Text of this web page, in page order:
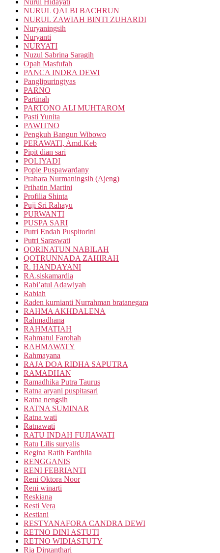
Nurul Hidayati
NURUL QALBI BACHRUN
NURUL ZAWIAH BINTI ZUHARDI
Nuryaningsih
Nuryanti
NURYATI
Nuzul Sabrina Saragih
Opah Masfufah
PANCA INDRA DEWI
Panglipuringtyas
PARNO
Partinah
PARTONO ALI MUHTAROM
Pasti Yunita
PAWITNO
Pengkuh Bangun Wibowo
PERAWATI, Amd.Keb
Pipit dian sari
POLIYADI
Popie Puspawardany
Prahara Nurmaningsih (Ajeng)
Prihatin Martini
Profilia Shinta
Puji Sri Rahayu
PURWANTI
PUSPA SARI
Putri Endah Puspitorini
Putri Saraswati
QORINATUN NABILAH
QOTRUNNADA ZAHIRAH
R. HANDAYANI
RA.siskamardia
Rabi’atul Adawiyah
Rabiah
Raden kurnianti Nurrahman bratanegara
RAHMA AKHDALENA
Rahmadhana
RAHMATIAH
Rahmatul Farohah
RAHMAWATY
Rahmayana
RAJA DOA RIDHA SAPUTRA
RAMADHAN
Ramadhika Putra Taurus
Ratna aryani puspitasari
Ratna nengsih
RATNA SUMINAR
Ratna wati
Ratnawati
RATU INDAH FUJIAWATI
Ratu Lilis suryalis
Regina Ratih Fardhila
RENGGANIS
RENI FEBRIANTI
Reni Oktora Noor
Reni winarti
Reskiana
Resti Vera
Restiani
RESTYANAFORA CANDRA DEWI
RETNO DINI ASTUTI
RETNO WIDIASTUTY
Ria Dirganthari